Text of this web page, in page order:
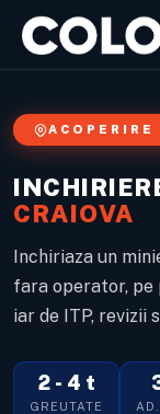
conținut
CRAIOVA
Inchiriaza un
fara operator, pe
iar de ITP, revizii
2 - 4 t
GREUTATE